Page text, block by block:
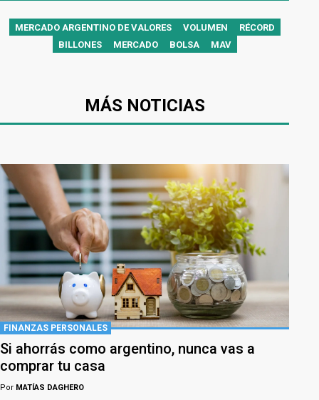
MERCADO ARGENTINO DE VALORES VOLUMEN
RÉCORD
BILLONES
MERCADO BOLSA MAV
MÁS NOTICIAS
FINANZAS PERSONALES
Si ahorrás como argentino, nunca vas a
comprar tu casa
Por MATÍAS DAGHERO